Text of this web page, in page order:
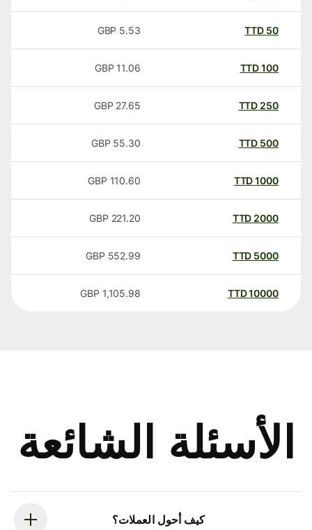
50
TTD
5.53
GBP
100
TTD
11.06
GBP
250
TTD
27.65
GBP
500
TTD
55.30
GBP
1000
TTD
110.60
GBP
2000
TTD
221.20
GBP
5000
TTD
552.99
GBP
10000
TTD
1,105.98
GBP
الأسئلة الشائعة
كيف أحول العملات؟